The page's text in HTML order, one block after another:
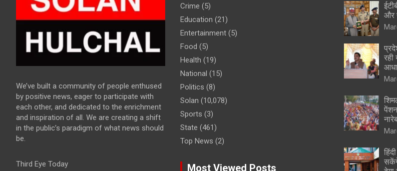
We’ve built a community of people enthused
by positive news, eager to participate with
each other, and dedicated to the enrichment
and inspiration of all. We are creating a shift
in the public’s paradigm of what news should
be.
Third Eye Today
Crime (5)
Education (21)
Entertainment(5)
Food (5)
Health (19)
National (15)
Politics (8)
Solan (10,078)
Sports (3)
State (461)
Top News (2)
Most Viewed Posts
और
रही
सकेंगे